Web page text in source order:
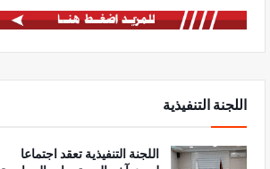
اللجنة التنفيذية
اللجنة التنفيذية تعقد اجتماعا